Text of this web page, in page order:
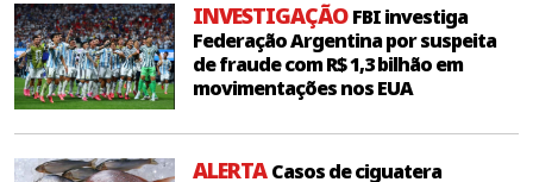
INVESTIGAÇÃOFBI investiga
Federação Argentina por suspeita
de fraude com R$ 1,3 bilhão em
movimentações nos EUA
ALERTACasos de ciguatera